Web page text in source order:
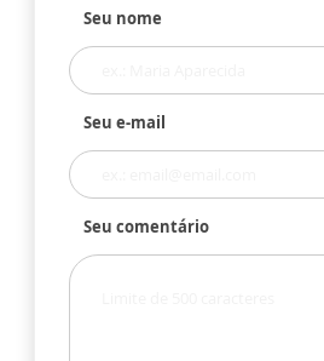
Seu nome
Seu e-mail
Seu comentário